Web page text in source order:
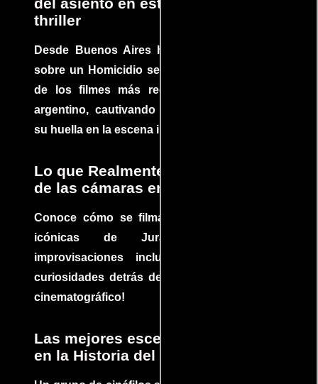
del asiento en este increíble
thriller
Desde Buenos Aires hasta el mundo, Tesis
sobre un Homicidio se ha convertido en uno
de los filmes más recomendados del cine
argentino, cautivando audiencias y dejando
su huella en la escena internacional.
Lo que Realmente Sucedió detrás
de las cámaras en Jurassic Park
Conoce cómo se filmaron algunas escenas
icónicas de Jurassic Park, con
improvisaciones incluidas. ¡Descubre las
curiosidades detrás del rodaje de un clásico
cinematográfico!
Las mejores escenas de acción
en la Historia del cine